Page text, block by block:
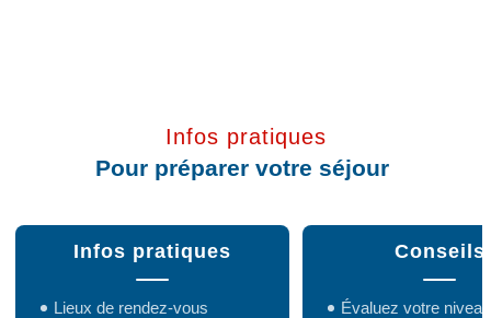
Infos pratiques
Pour préparer votre séjour
Infos pratiques
Lieux de rendez-vous
Conseils
Évaluez votre niveau